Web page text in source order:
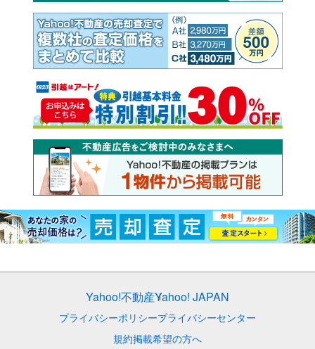
Yahoo!不動産Yahoo! JAPAN
プライバシーポリシープライバシーセンター
規約掲載希望の方へ